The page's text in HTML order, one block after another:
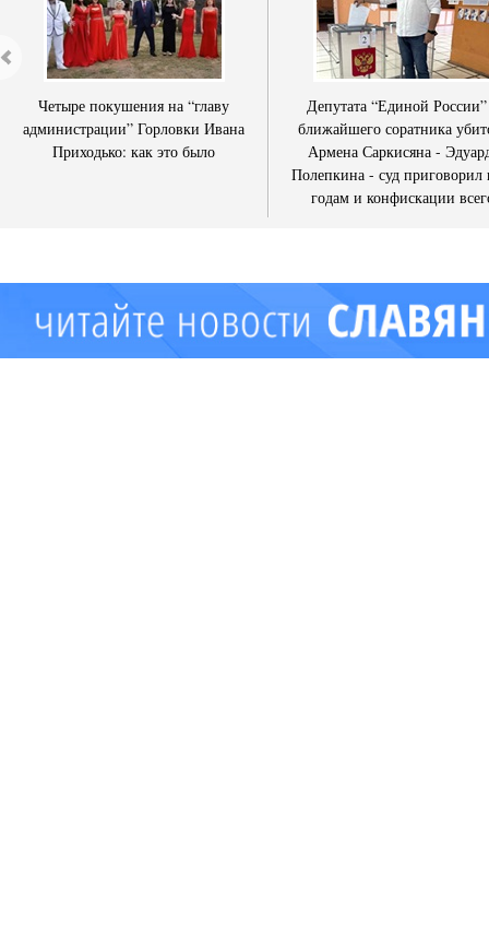
Четыре покушения на “главу
администрации” Горловки Ивана
Приходько: как это было
Депутата “Единой
ближайшего соратника
Армена Саркисяна -
Полепкина - суд приговорил
годам и конфискации